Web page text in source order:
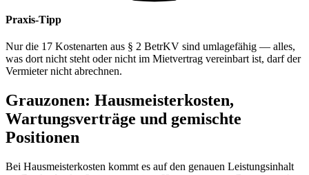
Praxis-Tipp
Nur die 17 Kostenarten aus § 2 BetrKV sind umlagefähig — alles,
was dort nicht steht oder nicht im Mietvertrag vereinbart ist, darf der
Vermieter nicht abrechnen.
Grauzonen: Hausmeisterkosten,
Wartungsverträge und gemischte
Positionen
Bei Hausmeisterkosten kommt es auf den genauen Leistungsinhalt